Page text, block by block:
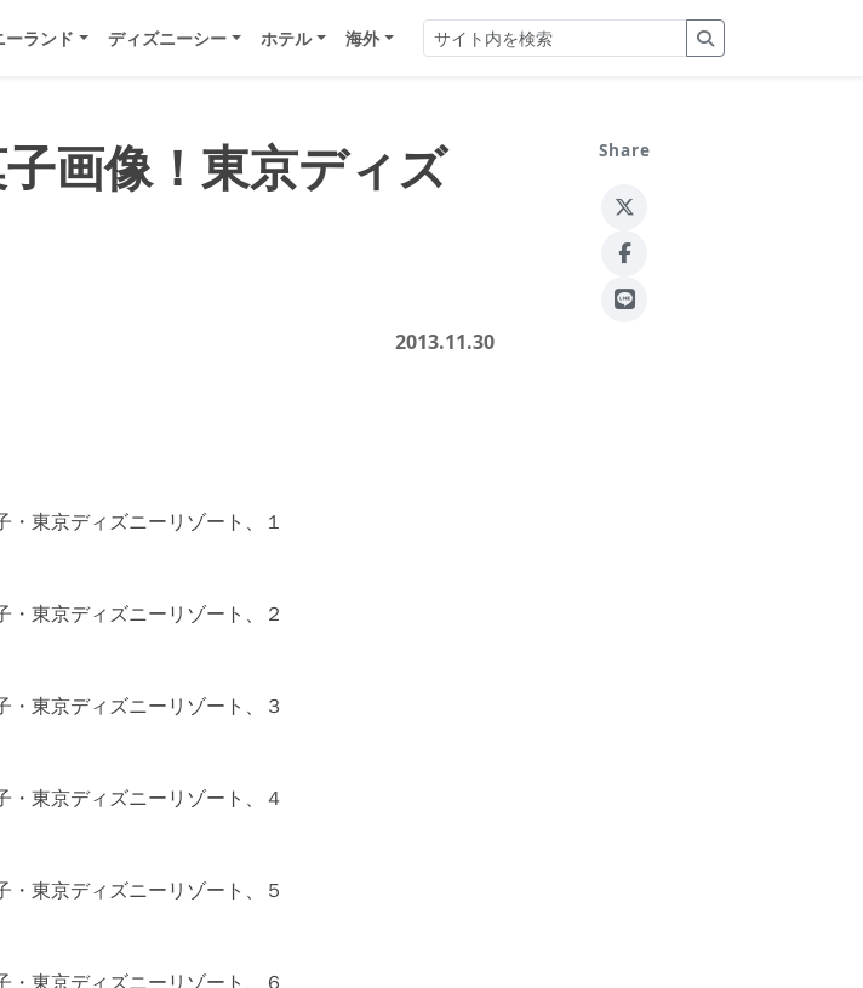
ーランド ディズニーシー ホテル 海外
画像！東京ディズ
2013.11.30
Share